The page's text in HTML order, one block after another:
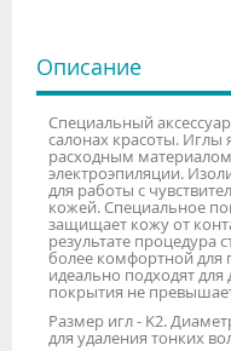
Описание
Специальный
салонах красоты.
расходным
электроэпиляции.
для работы с
кожей. Специальное
защищает кожу от
результате процедура
более комфортной для
идеально подходят
покрытия не
Размер игл - K2.
для удаления тонких